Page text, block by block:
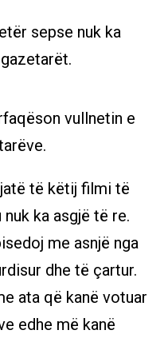
sepse nuk ka
vullnetin e
të këtij filmi të
ka asgjë të re.
me asnjë nga
dhe të çartur.
ata që kanë votuar
edhe më kanë